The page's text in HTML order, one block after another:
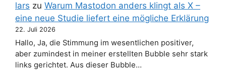
lars zu Warum Mastodon anders klingt als X –
eine neue Studie liefert eine mögliche Erklärung
22. Juli 2026
Hallo, Ja, die Stimmung im wesentlichen positiver,
aber zumindest in meiner erstellten Bubble sehr stark
links gerichtet. Aus dieser Bubble…